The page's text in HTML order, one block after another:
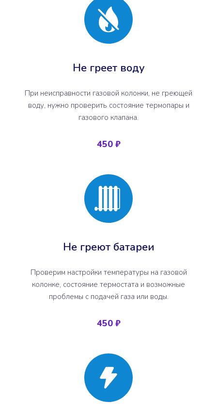
Не греет воду
При неисправности газовой колонки, не греющей
воду, нужно проверить состояние термопары и
газового клапана.
450 ₽
Не греют батареи
Проверим настройки температуры на газовой
колонке, состояние термостата и возможные
проблемы с подачей газа или воды.
450 ₽